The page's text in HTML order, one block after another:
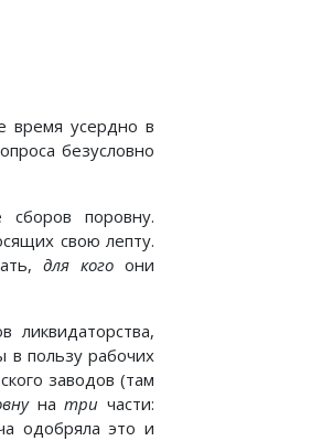
время усердно в
безусловно
сборов поровну.
свою лепту.
для кого они
в пользу рабочих
заводов (там
натри части:
одобряла это и